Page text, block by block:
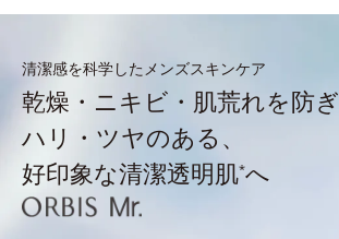
清潔感を科学したメンズスキンケア
乾燥・ニキビ・肌荒れを防ぎ
ハリ・ツヤのある、
好印象な清潔透明肌*へ